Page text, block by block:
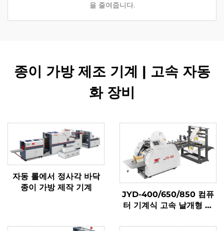
을 줄여줍니다.
종이 가방 제조 기계 | 고속 자동
화 장비
자동 롤에서 정사각 바닥
종이 가방 제작 기계
JYD-400/650/850 컴퓨
터 기계식 고속 날개형 종